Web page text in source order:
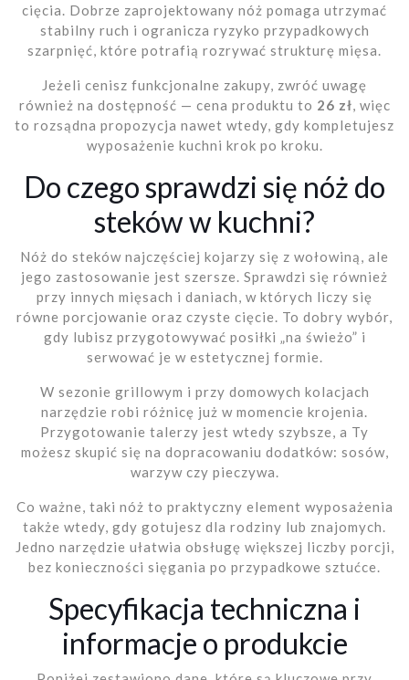
cięcia. Dobrze zaprojektowany nóż pomaga utrzymać
stabilny ruch i ogranicza ryzyko przypadkowych
szarpnięć, które potrafią rozrywać strukturę mięsa.
Jeżeli cenisz funkcjonalne zakupy, zwróć uwagę
również na dostępność — cena produktu to 26 zł , więc
to rozsądna propozycja nawet wtedy, gdy kompletujesz
wyposażenie kuchni krok po kroku.
Do czego sprawdzi się nóż do
steków w kuchni?
Nóż do steków najczęściej kojarzy się z wołowiną, ale
jego zastosowanie jest szersze. Sprawdzi się również
przy innych mięsach i daniach, w których liczy się
równe porcjowanie oraz czyste cięcie. To dobry wybór,
gdy lubisz przygotowywać posiłki „na świeżo” i
serwować je w estetycznej formie.
W sezonie grillowym i przy domowych kolacjach
narzędzie robi różnicę już w momencie krojenia.
Przygotowanie talerzy jest wtedy szybsze, a Ty
możesz skupić się na dopracowaniu dodatków: sosów,
warzyw czy pieczywa.
Co ważne, taki nóż to praktyczny element wyposażenia
także wtedy, gdy gotujesz dla rodziny lub znajomych.
Jedno narzędzie ułatwia obsługę większej liczby porcji,
bez konieczności sięgania po przypadkowe sztućce.
Specyfikacja techniczna i
informacje o produkcie